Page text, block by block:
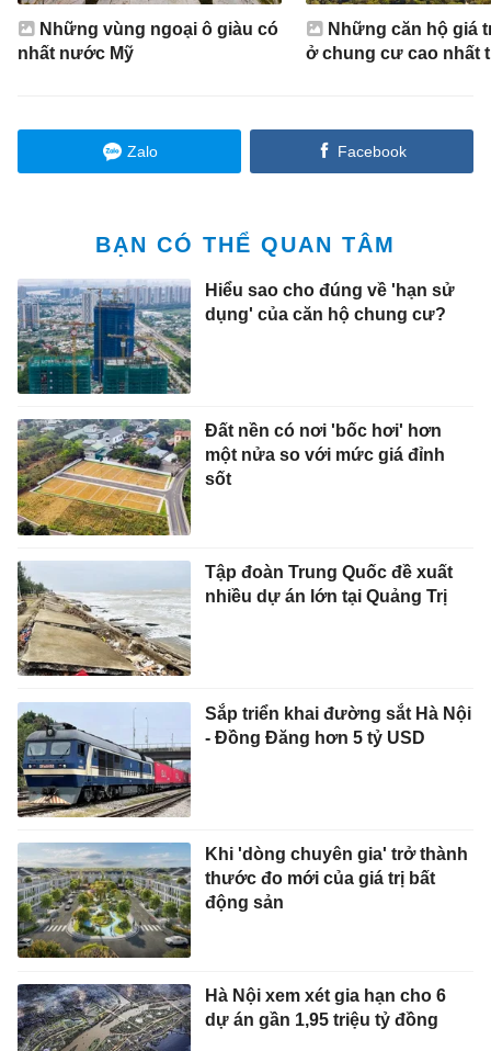
Những vùng ngoại ô giàu có
nhất nước Mỹ
Những căn hộ giá
ở chung cư cao nhất
Zalo Facebook
BẠN CÓ THỂ QUAN TÂM
Hiểu sao cho đúng về 'hạn sử
dụng' của căn hộ chung cư?
Đất nền có nơi 'bốc hơi' hơn
một nửa so với mức giá đỉnh
sốt
Tập đoàn Trung Quốc đề xuất
nhiều dự án lớn tại Quảng Trị
Sắp triển khai đường sắt Hà Nội
- Đồng Đăng hơn 5 tỷ USD
Khi 'dòng chuyên gia' trở thành
thước đo mới của giá trị bất
động sản
Hà Nội xem xét gia hạn cho 6
dự án gần 1,95 triệu tỷ đồng